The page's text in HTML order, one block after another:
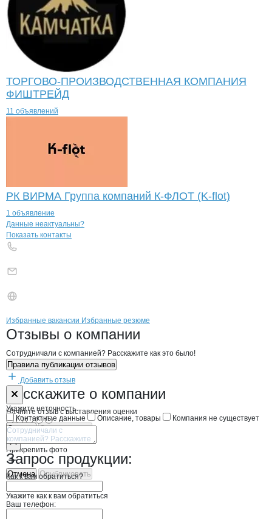
ТОРГОВО-ПРОИЗВОДСТВЕННАЯ КОМПАНИЯ
ФИШТРЕЙД
11 объявлений
РК ВИРМА Группа компаний К-ФЛОТ (K-flot)
1 объявление
Контактыкомпании
+7(800)000-00-..
Данные неактуальны?
Показать контакты
Брендыкомпани КОТЕЛЬНИЧСКОЕ
Вакансии вКОТЕЛЬНИЧСКОЕ РАЙПО
Избранные вакансии Избранные резюме
Новости oКОТЕЛЬНИЧСКОЕ
Отзывы о компании
Сотрудничали с компанией? Расскажите как это было!
Правила публикации отзывов
Добавить отзыв
Расскажите о компании
Начните отзыв с выставления оценки
Прикрепить фото
Отмена Опубликовать
Форма обратной связи о неточностях
Укажите неточность
Контактные данные
Описание, товары Компания не существует
Отмена Опубликовать
Запрос продукции:
Как к вам обратиться?
Укажите как к вам обратиться
Ваш телефон: